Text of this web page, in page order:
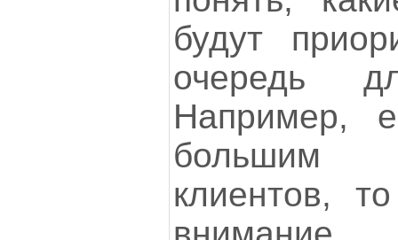
будут
очередь
Например,
большим
клиентов,